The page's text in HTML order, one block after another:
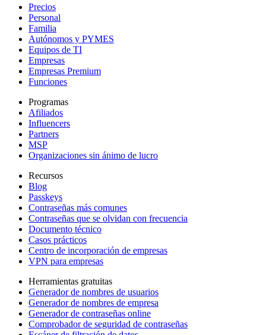
Precios
Personal
Familia
Autónomos y PYMES
Equipos de TI
Empresas
Empresas Premium
Funciones
Programas
Afiliados
Influencers
Partners
MSP
Organizaciones sin ánimo de lucro
Recursos
Blog
Passkeys
Contraseñas más comunes
Contraseñas que se olvidan con frecuencia
Documento técnico
Casos prácticos
Centro de incorporación de empresas
VPN para empresas
Herramientas gratuitas
Generador de nombres de usuarios
Generador de nombres de empresa
Generador de contraseñas online
Comprobador de seguridad de contraseñas